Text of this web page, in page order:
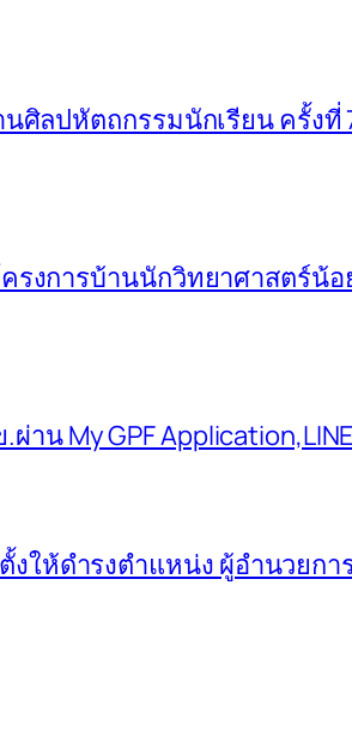
ศิลปหัตถกรรมนักเรียน ครั้งที่
งการบ้านนักวิทยาศาสตร์น้อ
น My GPF
ให้ดำรงตำแหน่ง ผู้อำนวยกา